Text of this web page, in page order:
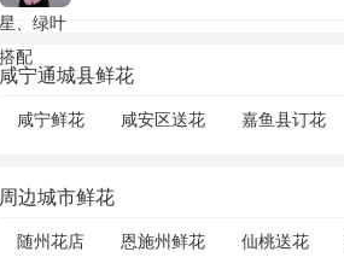
咸宁通城县鲜花
咸宁鲜花 咸安区送花 嘉鱼县订花
周边城市鲜花
随州花店 恩施州鲜花 仙桃送花